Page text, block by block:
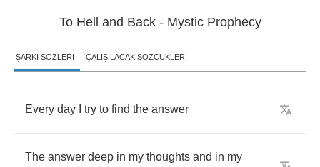
To Hell and Back - Mystic Prophecy
ŞARKI SÖZLERI ÇALIŞILACAK SÖZCÜKLER
Every day try to find the answer
The answer deep in my thoughts and in my